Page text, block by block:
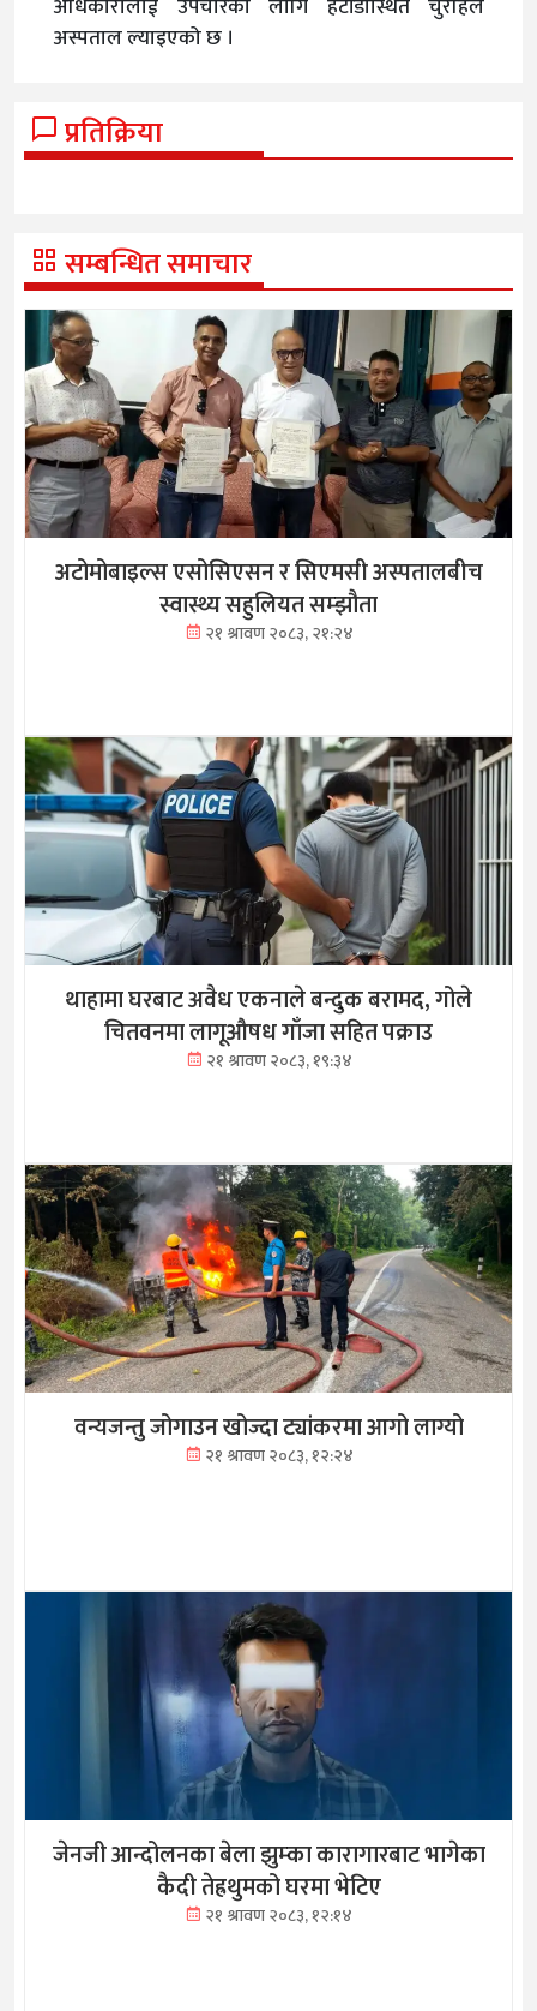
अधिकारीलाई उपचारको लागि हेटौंडास्थित चुरेहिल
अस्पताल ल्याइएको छ ।
प्रतिक्रिया
सम्बन्धित समाचार
अटोमोबाइल्स एसोसिएसन र सिएमसी अस्पतालबीच
स्वास्थ्य सहुलियत सम्झौता
२१ श्रावण २०८३, २१:२४
थाहामा घरबाट अवैध एकनाले बन्दुक बरामद, गोले
चितवनमा लागूऔषध गाँजा सहित पक्राउ
२१ श्रावण २०८३, १९:३४
वन्यजन्तु जोगाउन खोज्दा ट्यांकरमा आगो लाग्यो
२१ श्रावण २०८३, १२:२४
जेनजी आन्दोलनका बेला झुम्का कारागारबाट भागेका
कैदी तेह्रथुमको घरमा भेटिए
२१ श्रावण २०८३, १२:१४